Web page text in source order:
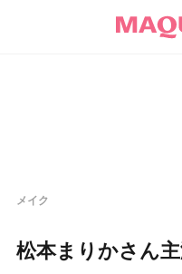
メイク
松本まりかさん